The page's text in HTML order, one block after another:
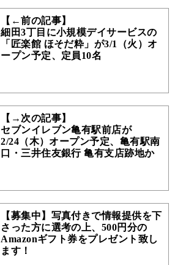
【←前の記事】
細田3丁目に小規模デイサービスの
「匠楽館 ほそだ粋」が3/1（火）オ
ープン予定、定員10名
【→次の記事】
セブンイレブン亀有駅前店が
2/24（木）オープン予定、亀有駅南
口・三井住友銀行 亀有支店跡地か
【募集中】写真付きで情報提供を下
さった方に選考の上、500円分の
Amazonギフト券をプレゼント致し
ます！